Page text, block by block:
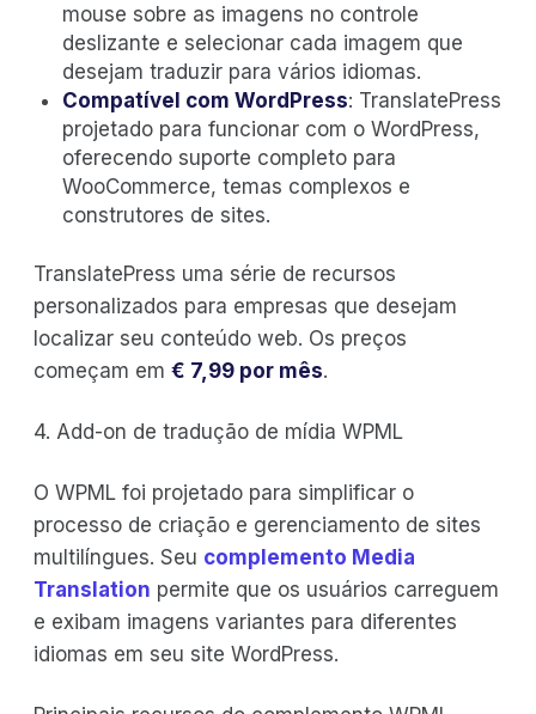
mouse sobre as imagens no controle
deslizante e selecionar cada imagem que
desejam traduzir para vários idiomas.
Compatível com WordPress: TranslatePress
projetado para funcionar com o WordPress,
oferecendo suporte completo para
WooCommerce, temas complexos e
construtores de sites.
TranslatePress uma série de recursos
personalizados para empresas que desejam
localizar seu conteúdo web. Os preços
começam em € 7,99 por mês.
4. Add-on de tradução de mídia WPML
O WPML foi projetado para simplificar o
processo de criação e gerenciamento de sites
multilíngues. Seu complemento Media
Translation permite que os usuários carreguem
e exibam imagens variantes para diferentes
idiomas em seu site WordPress.